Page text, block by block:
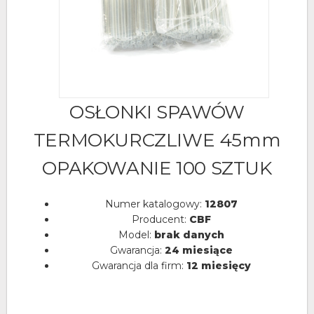
OSŁONKI SPAWÓW
TERMOKURCZLIWE 45mm
OPAKOWANIE 100 SZTUK
Numer katalogowy: 12807
Producent: CBF
Model: brak danych
Gwarancja: 24 miesiące
Gwarancja dla firm: 12 miesięcy